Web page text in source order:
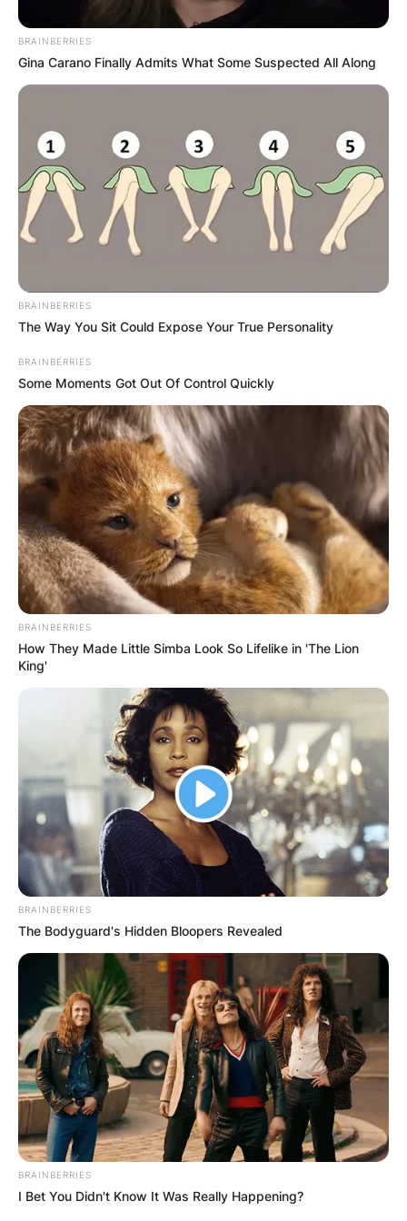
Во Македонија се наоѓа една од
најчудотворните икони во
светот
Чудесната икона, живописана од зографот
Димитриј Аргири, е подарок на светиот игумен
Григориј за Струмица
Прочитај повеќе
КОНТАКТИРАЈ СО НАС:
info@gladiator.mk
Политика на приватност
ПАРТНЕРИ:
СОЦИЈАЛНИ МРЕЖИ:
facebook
ИЗБЕРИ ЈАЗИК:
BRAINBERRIES
Gina Carano Finally Admits What Some Suspected All Along
BRAINBERRIES
The Way You Sit Could Expose Your True Personality
BRAINBERRIES
Some Moments Got Out Of Control Quickly
BRAINBERRIES
How They Made Little Simba Look So Lifelike in 'The Lion
King'
BRAINBERRIES
The Bodyguard's Hidden Bloopers Revealed
BRAINBERRIES
I Bet You Didn't Know It Was Really Happening?